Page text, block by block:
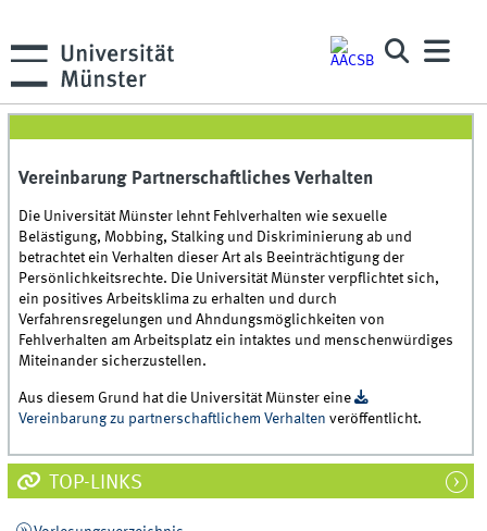
Vereinbarung Partnerschaftliches Verhalten
Die Universität Münster lehnt Fehlverhalten wie sexuelle
Belästigung, Mobbing, Stalking und Diskriminierung ab und
betrachtet ein Verhalten dieser Art als Beeinträchtigung der
Persönlichkeitsrechte. Die Universität Münster verpflichtet sich,
ein positives Arbeitsklima zu erhalten und durch
Verfahrensregelungen und Ahndungsmöglichkeiten von
Fehlverhalten am Arbeitsplatz ein intaktes und menschenwürdiges
Miteinander sicherzustellen.
Aus diesem Grund hat die Universität Münster eine
Vereinbarung zu partnerschaftlichem Verhalten veröffentlicht.
TOP-LINKS